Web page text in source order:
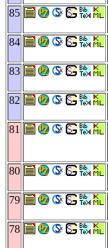
85
84
83
82
81
80
79
78